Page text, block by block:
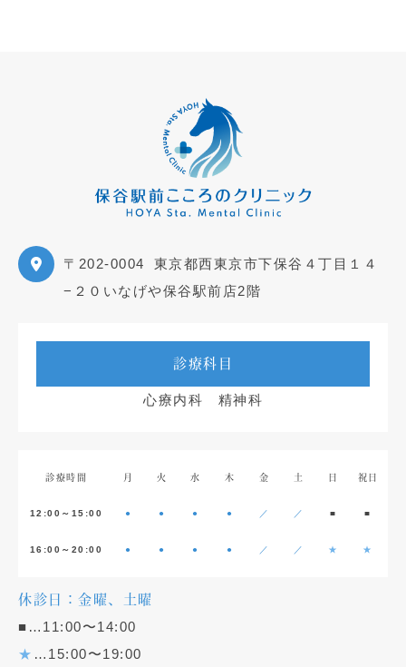
〒202-0004
東京都西東京市下保谷４丁目１４
−２０いなげや保谷駅前店2階
診療科目
心療内科 精神科
診療時間 月 火 水 木 金 土 日 祝日
12:00～15:00 ● ● ● ● ／ ／ ■ ■
16:00～20:00 ● ● ● ● ／ ／ ★ ★
休診日：金曜、土曜
■…11:00〜14:00
★ …15:00〜19:00